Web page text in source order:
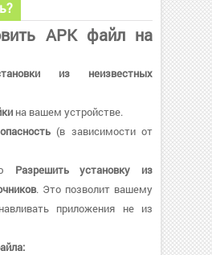
APK файл на
из неизвестных
на вашем устройстве.
(в зависимости от
Разрешить установку из
. Это позволит вашему
приложения не из